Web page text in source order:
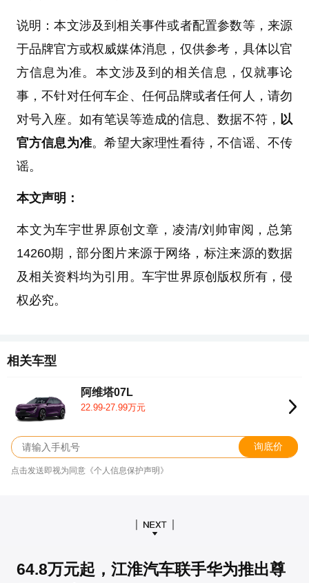
说明：本文涉及到相关事件或者配置参数等，来源
于品牌官方或权威媒体消息，仅供参考，具体以官
方信息为准。本文涉及到的相关信息，仅就事论
事，不针对任何车企、任何品牌或者任何人，请勿
对号入座。如有笔误等造成的信息、数据不符， 以
官方信息为准。希望大家理性看待，不信谣、不传
谣。
本文声明：
本文为车宇世界原创文章，凌清/刘帅审阅，总第
14260期，部分图片来源于网络，标注来源的数据
及相关资料均为引用。车宇世界原创版权所有，侵
权必究。
相关车型
阿维塔07L
22.99-27.99万元
询底价
点击发送即视为同意《个人信息保护声明》
64.8万元起，江淮汽车联手华为推出尊